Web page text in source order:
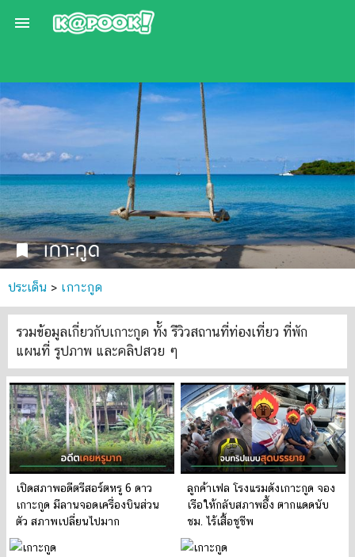

bookmark เกาะกูด
ประเด็น > เกาะกูด
รวมข้อมูลเกี่ยวกับเกาะกูด ทั้ง รีวิวสถานที่ท่องเที่ยว ที่พัก
แผนที่ รูปภาพ และคลิปสวย ๆ
เปิดสภาพอดีตรีสอร์ตหรู 6 ดาว
เกาะกูด มีลานจอดเครื่องบินส่วน
ตัว สภาพเปลี่ยนไปมาก
ลูกค้าเฟล โรงแรมดังเกาะกูด จอง
เรือให้กลับสภาพอึ้ง ตากแดดนับ
ชม. ไร้เสื้อชูชีพ